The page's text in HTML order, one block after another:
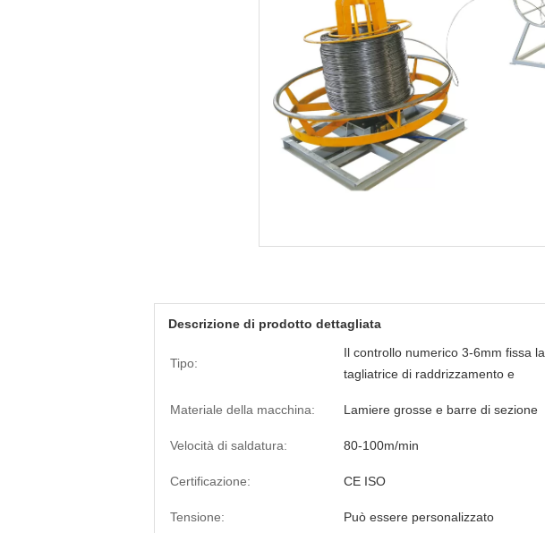
Descrizione di prodotto dettagliata
Tipo:
Il controllo numerico 3-6mm fissa la
tagliatrice di raddrizzamento e
Materiale della macchina: Lamiere grosse e barre di sezione
Velocità di saldatura: 80-100m/min
Certificazione: CE ISO
Tensione: Può essere personalizzato